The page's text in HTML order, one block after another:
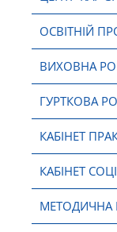
ОСВІТНІЙ
ВИХОВНА
ГУРТКОВА
КАБІНЕТ
КАБІНЕТ
МЕТОДИЧНА